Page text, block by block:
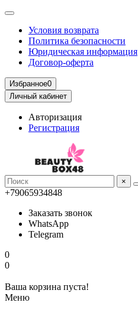
Условия возврата
Политика безопасности
Юридическая информация
Договор-оферта
Избранное0
Личный кабинет
Авторизация
Регистрация
×
+79065934848
Заказать звонок
WhatsApp
Telegram
0
0
Ваша корзина пуста!
Меню